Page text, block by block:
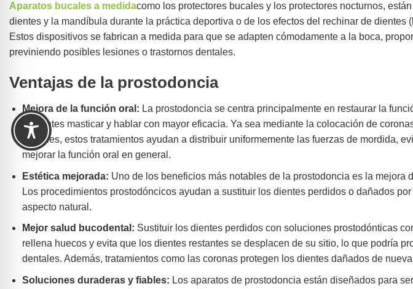
Aparatos bucales a medidacomo los protectores bucales y los protectores nocturnos,
dientes y la mandíbula durante la práctica deportiva o de los efectos del rechinar de dientes
Estos dispositivos se fabrican a medida para que se adapten cómodamente a la boca,
previniendo posibles lesiones o trastornos dentales.
Ventajas de la prostodoncia
Mejora de la función oral: La prostodoncia se centra principalmente en restaurar la
pacientes masticar y hablar con mayor eficacia. Ya sea mediante la colocación de
dentales, estos tratamientos ayudan a distribuir uniformemente las fuerzas de mordida,
mejorar la función oral en general.
Estética mejorada: Uno de los beneficios más notables de la prostodoncia es la mejora
Los procedimientos prostodóncicos ayudan a sustituir los dientes perdidos o dañados
aspecto natural.
Mejor salud bucodental: Sustituir los dientes perdidos con soluciones prostodónticas
rellena huecos y evita que los dientes restantes se desplacen de su sitio, lo que podría
dentales. Además, tratamientos como las coronas protegen los dientes dañados de
Soluciones duraderas y fiables: Los aparatos de prostodoncia están diseñados para